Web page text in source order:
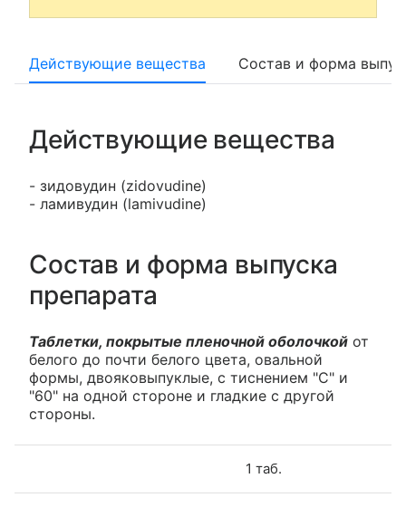
Действующие вещества Состав и форма
Действующие вещества
- зидовудин (zidovudine)
- ламивудин (lamivudine)
Состав и форма выпуска
препарата
Таблетки, покрытые пленочной оболочкой от
белого до почти белого цвета, овальной
формы, двояковыпуклые, с тиснением "С" и
"60" на одной стороне и гладкие с другой
стороны.
1 таб.